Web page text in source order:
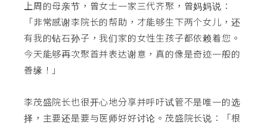
上周的母亲节，曾女士一家三代齐聚，曾妈妈说：
「非常感谢李院长的帮助，才能够生下两个女儿，还
有我的钻石孙子，我们家的女性生孩子都依赖着您。
今天能够再次聚首并表达谢意，真的像是奇迹一般的
善缘！」
李茂盛院长也很开心地分享并呼吁试管不是唯一的选
择，主要还是要与医师好好讨论。茂盛院长说：「根